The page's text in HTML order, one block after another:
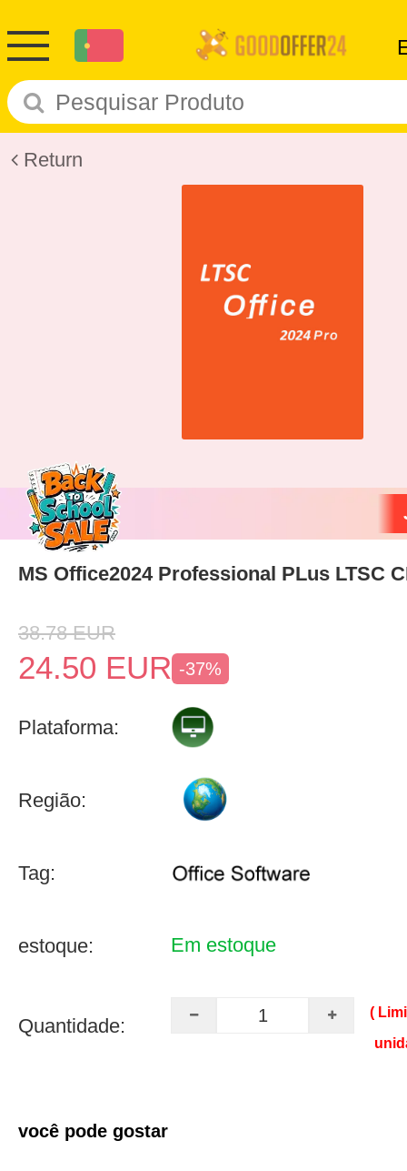
Return
MS Office2024 Professional PLus LTSC
38.78 EUR
24.50 EUR -37%
Plataforma:
Região:
Tag:
estoque: Em estoque
Quantidade:
(
você pode gostar